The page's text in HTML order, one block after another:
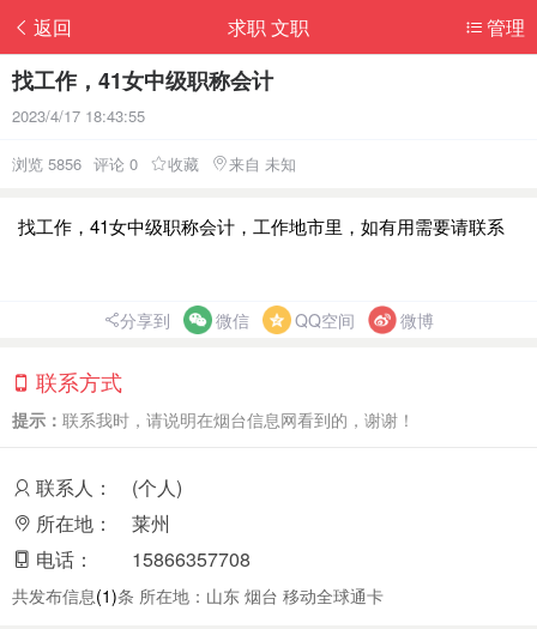
返回 管理
求职 文职
找工作，41女中级职称会计
2023/4/17 18:43:55
浏览 5856 评论 0 收藏 来自 未知
找工作，41女中级职称会计，工作地市里，如有用需要请联系
分享到 微信 QQ空间 微博
联系方式
提示： 联系我时，请说明在烟台信息网看到的，谢谢！
联系人：
(个人)
所在地：
莱州
电话：
15866357708
共发布信息(1)条 所在地：山东 烟台 移动全球通卡